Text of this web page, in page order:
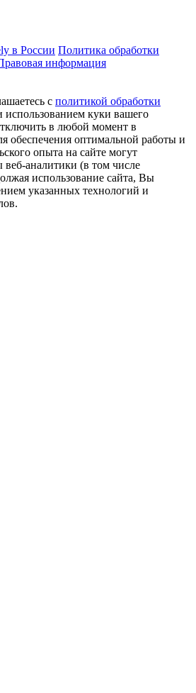
в России Политика обработки
информация
с политикой обработки
использованием куки вашего
в любой момент в
обеспечения оптимальной работы и
опыта на сайте могут
веб-аналитики (в том числе
использование сайта, Вы
указанных технологий и